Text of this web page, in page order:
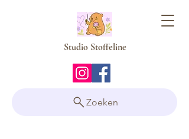
Studio Stoffeline
Zoeken